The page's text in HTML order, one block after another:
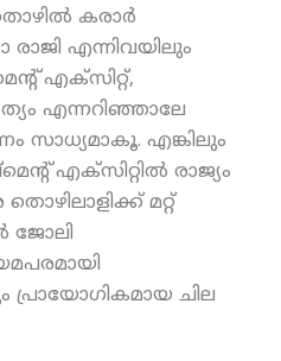
കരാര്‍
എന്നിവയിലും
എക്‌സിറ്റ്,
എന്നറിഞ്ഞാലേ
സാധ്യമാകൂ. എങ്കിലും
എക്‌സിറ്റില്‍ രാജ്യം
മറ്റ്
ജോലി
പ്രായോഗികമായ ചില